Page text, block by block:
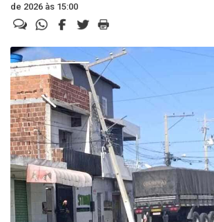
de 2026 às 15:00